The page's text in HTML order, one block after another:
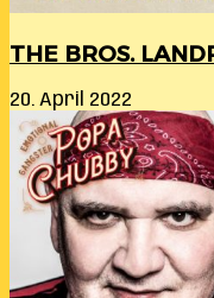
THE BROS.
20. April 2022